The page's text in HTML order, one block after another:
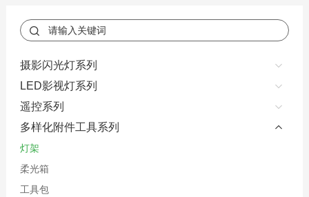
摄影闪光灯系列
LED影视灯系列
遥控系列
多样化附件工具系列
灯架
柔光箱
工具包